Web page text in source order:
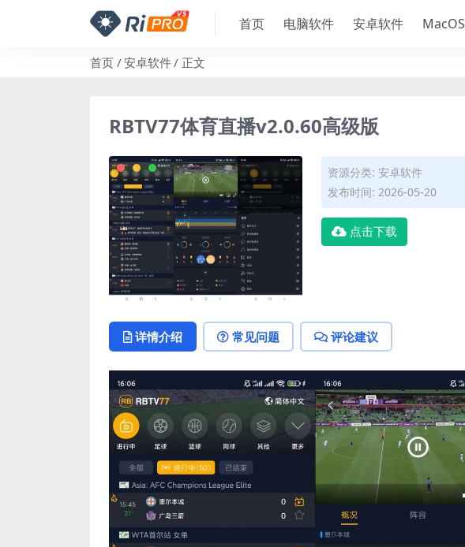
首页 电脑软件 安卓软件 MacOS
首页 安卓软件 正文
RBTV77体育直播v2.0.60高级版
资源分类: 安卓软件
发布时间: 2026-05-20
点击下载
详情介绍 常见问题 评论建议